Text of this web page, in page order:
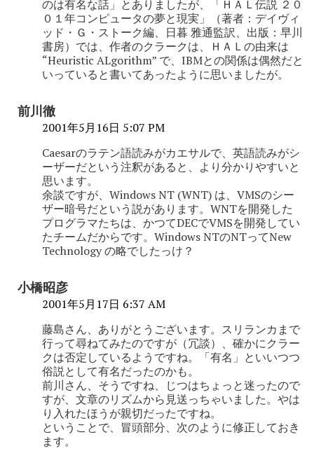
のは有名な話」とありましたが、「ＨＡＬ伝説 ２０
０１年コンピュータの夢と現実」（著者：デイヴィ
ッド・Ｇ・ストーク編、日暮 雅通監訳、出版：早川
書房）では、作者のクラークは、ＨＡＬの由来は
“Heuristic ALgorithm” で、IBMとの関係は偶然だと
いっていると書いてあったように思いましたが。
前川徹
2001年5月16日 5:07 PM
Caesarのラテン語読みがカエサルで、英語読みがシ
ーザーだという注釈があると、より分かりやすいと
思います。
余談ですが、Windows NT (WNT) は、VMSのシー
ザー暗号だという説があります。WNTを開発した
プログラマたちは、かつてDECでVMSを開発してい
たチームだからです。Windows NTのNTってNew
Technology の略でしたっけ？
小橋昭彦
2001年5月17日 6:37 AM
藤島さん、ありがとうございます。スリランカまで
行って尋ねてみたのですが（冗談）、確かにクラー
クは否定しているようですね。「有名」といいつつ
俗説として有名だったのかも。
前川さん、そうですね、じつはちょっと迷ったので
すが、文章のリズムから見送っちゃいました。やは
り入れたほうが親切だったですね。
ということで、冒頭部分、次のように修正しておき
ます。